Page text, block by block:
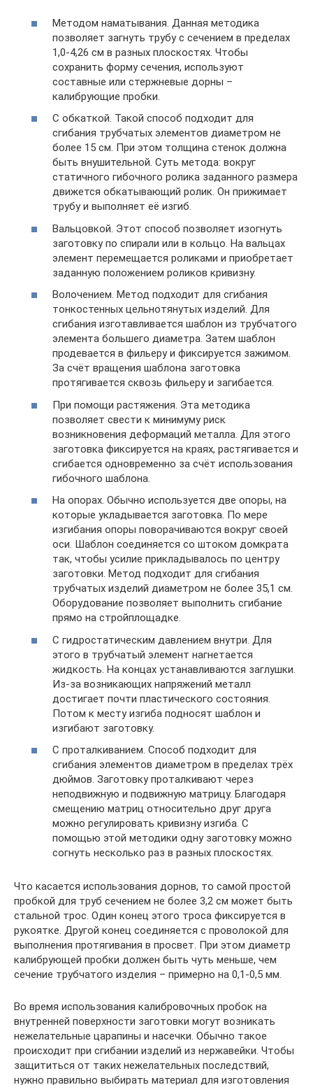
Методом наматывания. Данная методика
позволяет загнуть трубу с сечением в пределах
1,0-4,26 см в разных плоскостях. Чтобы
сохранить форму сечения, используют
составные или стержневые дорны –
калибрующие пробки.
С обкаткой. Такой способ подходит для
сгибания трубчатых элементов диаметром не
более 15 см. При этом толщина стенок должна
быть внушительной. Суть метода: вокруг
статичного гибочного ролика заданного размера
движется обкатывающий ролик. Он прижимает
трубу и выполняет её изгиб.
Вальцовкой. Этот способ позволяет изогнуть
заготовку по спирали или в кольцо. На вальцах
элемент перемещается роликами и приобретает
заданную положением роликов кривизну.
Волочением. Метод подходит для сгибания
тонкостенных цельнотянутых изделий. Для
сгибания изготавливается шаблон из трубчатого
элемента большего диаметра. Затем шаблон
продевается в фильеру и фиксируется зажимом.
За счёт вращения шаблона заготовка
протягивается сквозь фильеру и загибается.
При помощи растяжения. Эта методика
позволяет свести к минимуму риск
возникновения деформаций металла. Для этого
заготовка фиксируется на краях, растягивается и
сгибается одновременно за счёт использования
гибочного шаблона.
На опорах. Обычно используется две опоры, на
которые укладывается заготовка. По мере
изгибания опоры поворачиваются вокруг своей
оси. Шаблон соединяется со штоком домкрата
так, чтобы усилие прикладывалось по центру
заготовки. Метод подходит для сгибания
трубчатых изделий диаметром не более 35,1 см.
Оборудование позволяет выполнить сгибание
прямо на стройплощадке.
С гидростатическим давлением внутри. Для
этого в трубчатый элемент нагнетается
жидкость. На концах устанавливаются заглушки.
Из-за возникающих напряжений металл
достигает почти пластического состояния.
Потом к месту изгиба подносят шаблон и
изгибают заготовку.
С проталкиванием. Способ подходит для
сгибания элементов диаметром в пределах трёх
дюймов. Заготовку проталкивают через
неподвижную и подвижную матрицу. Благодаря
смещению матриц относительно друг друга
можно регулировать кривизну изгиба. С
помощью этой методики одну заготовку можно
согнуть несколько раз в разных плоскостях.
Что касается использования дорнов, то самой простой
пробкой для труб сечением не более 3,2 см может быть
стальной трос. Один конец этого троса фиксируется в
рукоятке. Другой конец соединяется с проволокой для
выполнения протягивания в просвет. При этом диаметр
калибрующей пробки должен быть чуть меньше, чем
сечение трубчатого изделия – примерно на 0,1-0,5 мм.
Во время использования калибровочных пробок на
внутренней поверхности заготовки могут возникать
нежелательные царапины и насечки. Обычно такое
происходит при сгибании изделий из нержавейки. Чтобы
защититься от таких нежелательных последствий,
нужно правильно выбирать материал для изготовления